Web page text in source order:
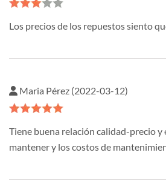
Los precios de los repuestos siento
Maria Pérez (2022-03-12)
Tiene buena relación calidad-precio y
mantener y los costos de